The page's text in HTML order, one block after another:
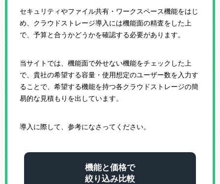
セキュリティやファイル共有・ワークスペース機能をはじ
め、クラウドストレージ導入には機能面の精査をした上
で、予算と合うかどうかを確認する必要があります。
当サイトでは、機能面で外せない機能をチェックした上
で、貴社の希望する容量・使用想定のユーザー数を入力す
ることで、希望する機能を持つ各クラウドストレージの簡
易的な見積もりを出しています。
導入に際して、参考になさってください。
機能と価格で
絞り込み比較